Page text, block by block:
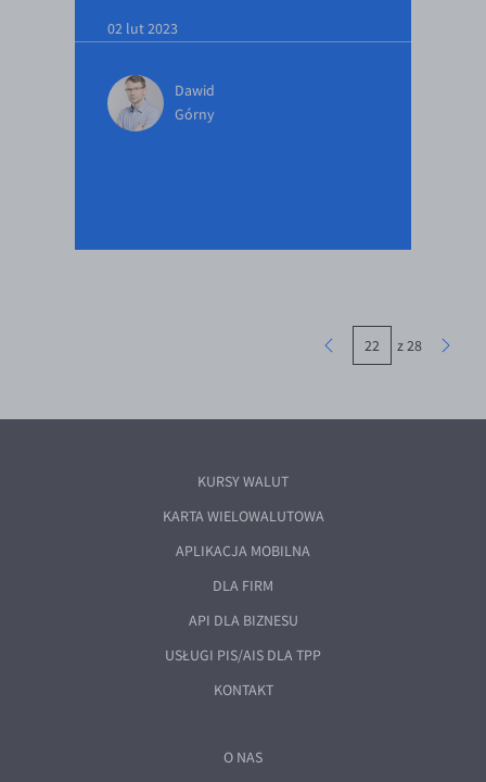
02 lut 2023
Dawid
Górny
z 28
KURSY WALUT
KARTA WIELOWALUTOWA
APLIKACJA MOBILNA
DLA FIRM
API DLA BIZNESU
USŁUGI PIS/AIS DLA TPP
KONTAKT
O NAS